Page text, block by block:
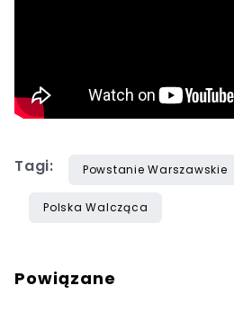
Tagi: Powstanie Warszawskie
Polska Walcząca
Powiązane